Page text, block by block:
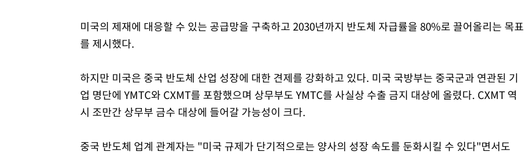
미국의 제재에 대응할 수 있는 공급망을 구축하고 2030년까지 반도체 자급률을 80%로 끌어올리는 목표
를 제시했다.
하지만 미국은 중국 반도체 산업 성장에 대한 견제를 강화하고 있다. 미국 국방부는 중국군과 연관된 기
업 명단에 YMTC와 CXMT를 포함했으며 상무부도 YMTC를 사실상 수출 금지 대상에 올렸다. CXMT 역
시 조만간 상무부 금수 대상에 들어갈 가능성이 크다.
중국 반도체 업계 관계자는 "미국 규제가 단기적으로는 양사의 성장 속도를 둔화시킬 수 있다"면서도